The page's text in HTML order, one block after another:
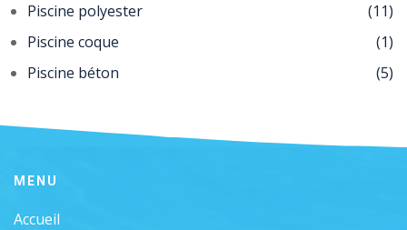
Piscine polyester
(11)
Piscine coque
(1)
Piscine béton
(5)
MENU
Accueil